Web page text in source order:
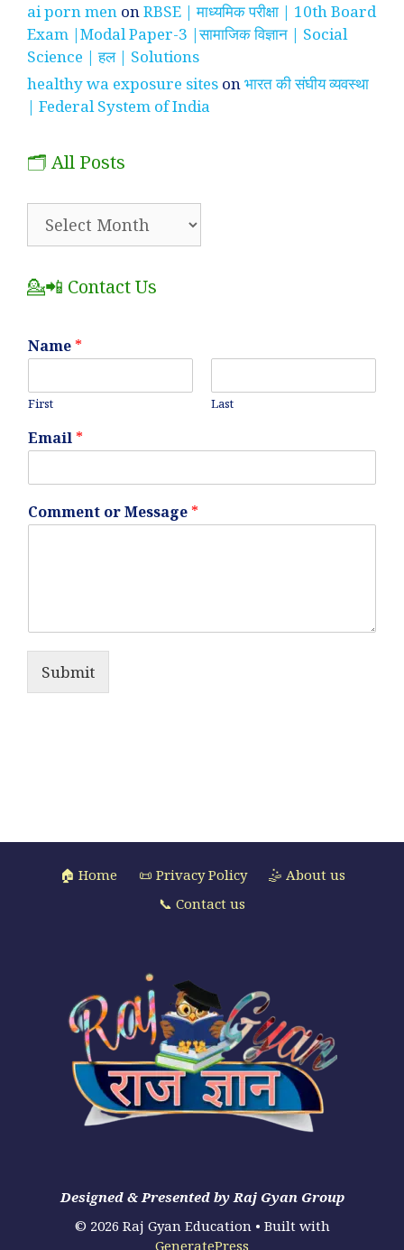
ai porn men onRBSE | माध्यमिक परीक्षा | 10th Board
Exam |Modal Paper-3 |सामाजिक विज्ञान | Social
Science | हल | Solutions
healthy wa exposure sites onभारत की संघीय व्यवस्था
| Federal System of India
🗂️ All Posts
💁📲 Contact Us
Name *
First Last
Email *
Comment or Message *
Submit
🏠 Home 📜 Privacy Policy
🤹 About us
📞 Contact us
Designed & Presented by Raj Gyan Group
© 2026 Raj Gyan Education• Built with
GeneratePress